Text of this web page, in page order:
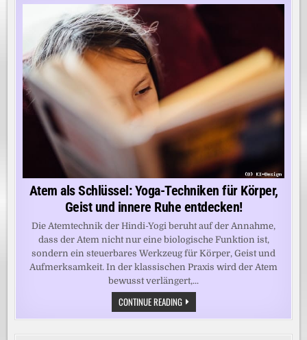
Atem als Schlüssel: Yoga-Techniken für Körper,
Geist und innere Ruhe entdecken!
Die Atemtechnik der Hindi-Yogi beruht auf der Annahme,
dass der Atem nicht nur eine biologische Funktion ist,
sondern ein steuerbares Werkzeug für Körper, Geist und
Aufmerksamkeit. In der klassischen Praxis wird der Atem
bewusst verlängert,...
CONTINUE READINGATEM
ALS
SCHLÜSSEL:
TECHNIKEN